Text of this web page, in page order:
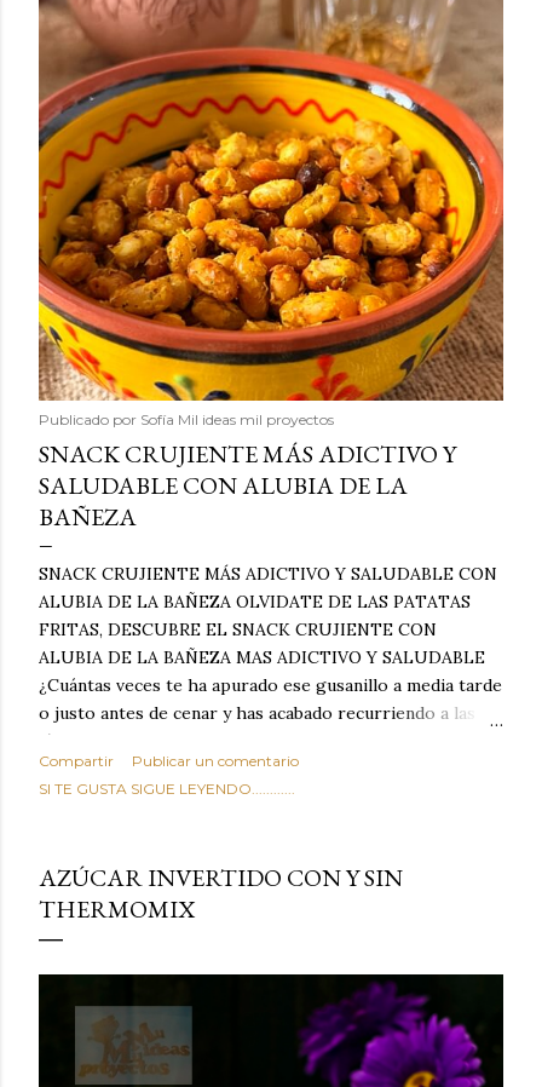
Publicado por Sofía Mil ideas mil proyectos
SNACK CRUJIENTE MÁS ADICTIVO Y
SALUDABLE CON ALUBIA DE LA
BAÑEZA
SNACK CRUJIENTE MÁS ADICTIVO Y SALUDABLE CON
ALUBIA DE LA BAÑEZA OLVIDATE DE LAS PATATAS
FRITAS, DESCUBRE EL SNACK CRUJIENTE CON
ALUBIA DE LA BAÑEZA MAS ADICTIVO Y SALUDABLE
¿Cuántas veces te ha apurado ese gusanillo a media tarde
o justo antes de cenar y has acabado recurriendo a las
típicas patatas de bolsa, frutos secos fritos o snacks
ultraprocesados llenos de grasas saturadas y sodio?
Todos hemos estado ahí. Sin embargo, cuidarse no tiene
satisface. Estas alubias crujientes al horno van a cambiar
por completo tu forma de ver las legumbres. Olvídate de
asociar las alubias únicamente a los guisos tradicionales y
revolucionaria, transformaremos un ingrediente tan
humilde como la alubia de La Bañeza en un snack ligero,
dorado, cargado de proteína y 100% natural. Es el
sustituto perfecto a los frutos se...
Compartir
Publicar un comentario
SI TE GUSTA SIGUE LEYENDO............
AZÚCAR INVERTIDO CON Y SIN
THERMOMIX